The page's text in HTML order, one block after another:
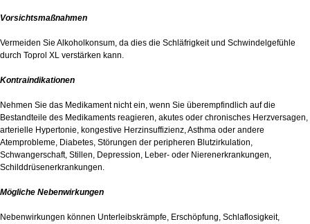
Vorsichtsmaßnahmen
Vermeiden Sie Alkoholkonsum, da dies die Schläfrigkeit und Schwindelgefühle
durch Toprol XL verstärken kann.
Kontraindikationen
Nehmen Sie das Medikament nicht ein, wenn Sie überempfindlich auf die
Bestandteile des Medikaments reagieren, akutes oder chronisches Herzversagen,
arterielle Hypertonie, kongestive Herzinsuffizienz, Asthma oder andere
Atemprobleme, Diabetes, Störungen der peripheren Blutzirkulation,
Schwangerschaft, Stillen, Depression, Leber- oder Nierenerkrankungen,
Schilddrüsenerkrankungen.
Mögliche Nebenwirkungen
Nebenwirkungen können Unterleibskrämpfe, Erschöpfung, Schlaflosigkeit,